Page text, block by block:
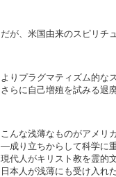
だが、米国由来のスピリチ
よりプラグマティズム的な
さらに自己増殖を試みる退
こんな浅薄なものがアメリ
―成り立ちからして科学に
現代人がキリスト教を霊的
日本人が浅薄にも受け入れ